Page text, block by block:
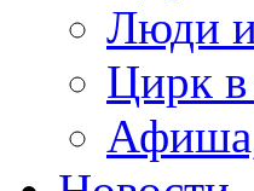
Люди и
Цирк